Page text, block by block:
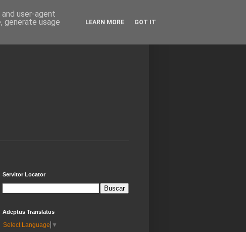
Servitor Locator
Adeptus Translatus
Select Language ▼
user-agent
generate usage
LEARN MORE GOT IT